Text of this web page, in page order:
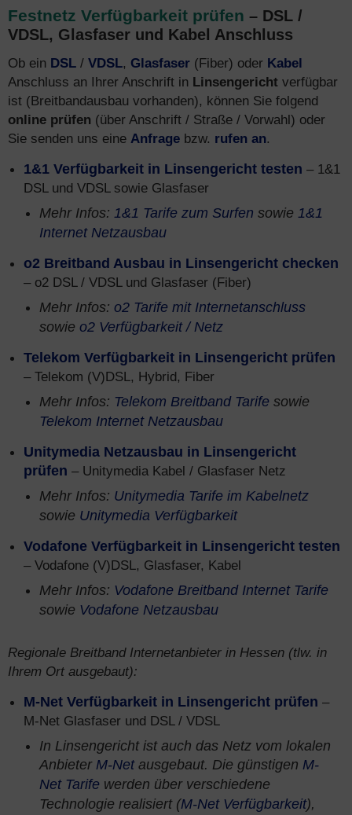
Festnetz Verfügbarkeit prüfen – DSL /
VDSL, Glasfaser und Kabel Anschluss
Ob ein DSL / VDSL, Glasfaser (Fiber) oder Kabel
Anschluss an Ihrer Anschrift in Linsengericht verfügbar
ist (Breitbandausbau vorhanden), können Sie folgend
online prüfen (über Anschrift / Straße / Vorwahl) oder
Sie senden uns eine Anfrage bzw. rufen an.
1&1 Verfügbarkeit in Linsengericht testen – 1&1
DSL und VDSL sowie Glasfaser
Mehr Infos: 1&1 Tarife zum Surfen sowie 1&1
Internet Netzausbau
o2 Breitband Ausbau in Linsengericht checken
– o2 DSL / VDSL und Glasfaser (Fiber)
Mehr Infos: o2 Tarife mit Internetanschluss
sowie o2 Verfügbarkeit / Netz
Telekom Verfügbarkeit in Linsengericht prüfen
– Telekom (V)DSL, Hybrid, Fiber
Mehr Infos: Telekom Breitband Tarife sowie
Telekom Internet Netzausbau
Unitymedia Netzausbau in Linsengericht
prüfen – Unitymedia Kabel / Glasfaser Netz
Mehr Infos: Unitymedia Tarife im Kabelnetz
sowie Unitymedia Verfügbarkeit
Vodafone Verfügbarkeit in Linsengericht testen
– Vodafone (V)DSL, Glasfaser, Kabel
Mehr Infos: Vodafone Breitband Internet Tarife
sowie Vodafone Netzausbau
Regionale Breitband Internetanbieter in Hessen (tlw. in
Ihrem Ort ausgebaut):
M-Net Verfügbarkeit in Linsengericht prüfen –
M-Net Glasfaser und DSL / VDSL
In Linsengericht ist auch das Netz vom lokalen
Anbieter M-Netausgebaut. Die günstigen M-
Net Tarife werden über verschiedene
Technologie realisiert (M-Net Verfügbarkeit),